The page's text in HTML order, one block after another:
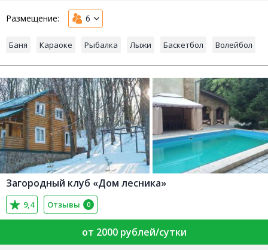
Размещение: 6
Баня Караоке Рыбалка Лыжи Баскетбол Волейбол
Загородный клуб «Дом лесника»
9,4 Отзывы 0
от 2000 рублей/сутки